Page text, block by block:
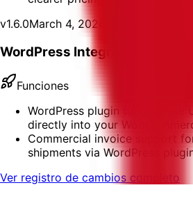
v1.6.0March 4, 2026
WordPress Integration
Funciones
WordPress plugin to integrate
directly into your
Commercial invoice support
shipments via WordPress
Ver registro de cambios completo